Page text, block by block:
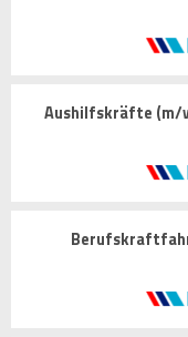
Aushilfskräfte (m/